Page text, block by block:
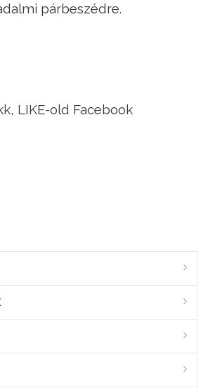
párbeszédre.
LIKE-old Facebook